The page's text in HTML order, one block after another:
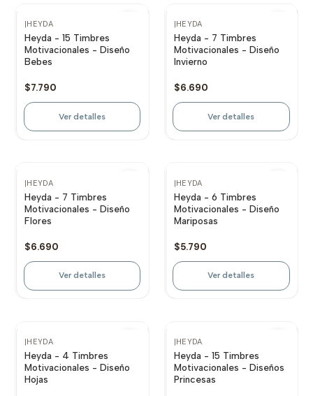
Agotado
|HEYDA
Heyda - 15 Timbres
Motivacionales - Diseño
Bebes
$7.790
Ver detalles
Agotado
|HEYDA
Heyda - 7 Timbres
Motivacionales - Diseño
Invierno
$6.690
Ver detalles
Agotado
|HEYDA
Heyda - 7 Timbres
Motivacionales - Diseño
Flores
$6.690
Ver detalles
Agotado
|HEYDA
Heyda - 6 Timbres
Motivacionales - Diseño
Mariposas
$5.790
Ver detalles
Agotado
|HEYDA
Heyda - 4 Timbres
Motivacionales - Diseño
Hojas
Agotado
|HEYDA
Heyda - 15 Timbres
Motivacionales - Diseños
Princesas